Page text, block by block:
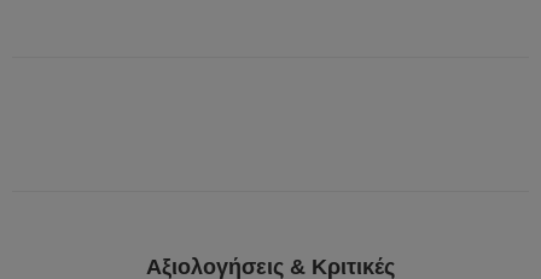
Αξιολογήσεις & Κριτικές